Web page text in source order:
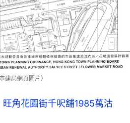
建局網頁圖片）
旺角花園街千呎舖1985萬沽